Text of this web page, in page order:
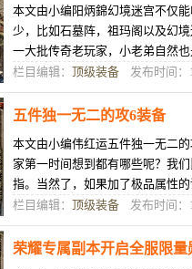
本文由小编阳炳錦幻境迷宫不仅
少，比如石墓阵，祖玛阁以及幻
一大批传奇老玩家，小老弟自然
子中发布出来了，但是这种上下
栏目编辑： 顶级装备 发布时间：
五件独一无二的攻6装备
本文由小编伟红运五件独一无二
家第一时间想到都有哪些呢？我
指。当然了，如果加了极品属性
士大佬喜欢的攻6死神手套和攻6金
栏目编辑： 顶级装备 发布时间：
荣耀专属副本开启全服限